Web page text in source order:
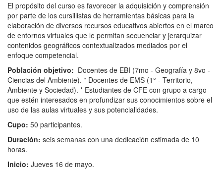
El propósito del curso es favorecer la adquisición y comprensión
por parte de los cursillistas de herramientas básicas para la
elaboración de diversos recursos educativos abiertos en el marco
de entornos virtuales que le permitan secuenciar y jerarquizar
contenidos geográficos contextualizados mediados por el
enfoque competencial.
Población objetivo: Docentes de EBI (7mo - Geografía y 8vo -
Ciencias del Ambiente). * Docentes de EMS (1° - Territorio,
Ambiente y Sociedad). * Estudiantes de CFE con grupo a cargo
que estén interesados en profundizar sus conocimientos sobre el
uso de las aulas virtuales y sus potencialidades.
Cupo: 50 participantes.
Duración: seis semanas con una dedicación estimada de 10
horas.
Inicio: Jueves 16 de mayo.